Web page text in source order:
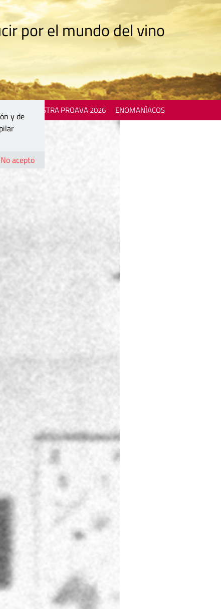
por el mundo del vino
MOSTRA PROAVA 2026 ENOMANÍACOS
y de
No acepto